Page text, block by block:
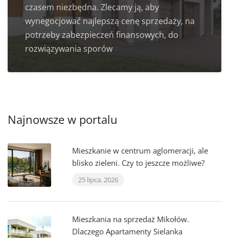
czasem niezbędna. Zlecamy ją, aby
wynegocjować najlepszą cenę sprzedaży, na
potrzeby zabezpieczeń finansowych, do
rozwiązywania sporów
Najnowsze w portalu
Mieszkanie w centrum aglomeracji, ale
blisko zieleni. Czy to jeszcze możliwe?
25 lipca, 2026
Mieszkania na sprzedaż Mikołów.
Dlaczego Apartamenty Sielanka